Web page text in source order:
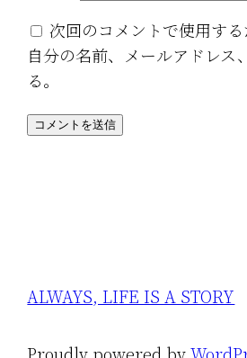
次回のコメントで使用す
自分の名前、メールアドレス
る。
ALWAYS, LIFE IS A STORY
Proudly powered by